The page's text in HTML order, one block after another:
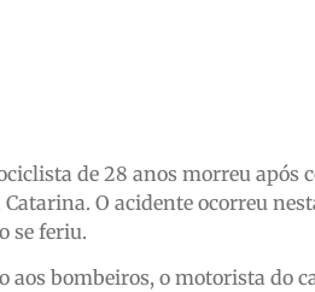
de 28 anos morreu após
Catarina. O acidente ocorreu
se feriu.
aos bombeiros, o motorista do